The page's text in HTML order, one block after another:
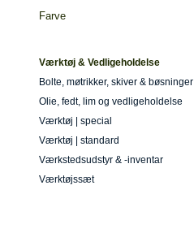
Farve
Værktøj & Vedligeholdelse
Bolte, møtrikker, skiver & bøsninger
Olie, fedt, lim og vedligeholdelse
Værktøj | special
Værktøj | standard
Værkstedsudstyr & -inventar
Værktøjssæt